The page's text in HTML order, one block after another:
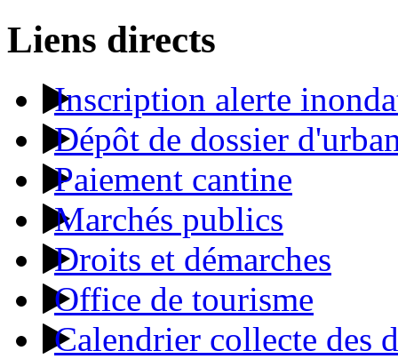
Liens directs
Inscription alerte
Dépôt de dossier
Paiement cantine
Marchés publics
Droits et démarches
Office de tourisme
Calendrier collecte des